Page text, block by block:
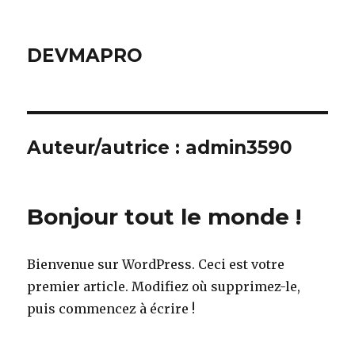
DEVMAPRO
Auteur/autrice : admin3590
Bonjour tout le monde !
Bienvenue sur WordPress. Ceci est votre
premier article. Modifiez où supprimez-le,
puis commencez à écrire !